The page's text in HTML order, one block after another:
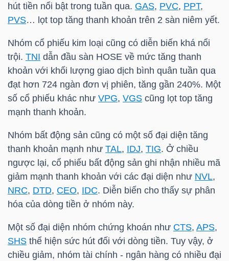
hút tiền nổi bật trong tuần qua. GAS, PVC, PPT,
PVS… lọt top tăng thanh khoản trên 2 sàn niêm yết.
Nhóm cổ phiếu kim loại cũng có diễn biến khá nổi
trội. TNI dẫn đầu sàn HOSE về mức tăng thanh
khoản với khối lượng giao dịch bình quân tuần qua
đạt hơn 724 ngàn đơn vị phiên, tăng gần 240%. Một
số cổ phiếu khác như VPG, VGS cũng lọt top tăng
mạnh thanh khoản.
Nhóm bất động sản cũng có một số đại diện tăng
thanh khoản mạnh như TAL, IDJ, TIG. Ở chiều
ngược lại, cổ phiếu bất động sản ghi nhận nhiều mã
giảm mạnh thanh khoản với các đại diện như NVL,
NRC, DTD, CEO, IDC. Diễn biến cho thấy sự phân
hóa của dòng tiền ở nhóm này.
Một số đại diện nhóm chứng khoán như CTS, APS,
SHS thể hiện sức hút đối với dòng tiền. Tuy vậy, ở
chiều giảm, nhóm tài chính - ngân hàng có nhiều đại
TÍCH
VIETSTOCKFINANCE
VĨ
MÔ
NGÀNH
NGHIỆP